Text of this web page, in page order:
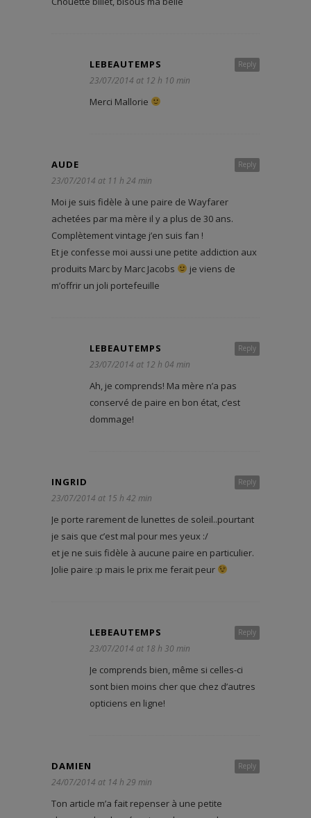
Reply
LEBEAUTEMPS
23/07/2014 at 12 h 10 min
Merci Mallorie
Reply
AUDE
23/07/2014 at 11 h 24 min
Moi je suis fidèle à une paire de Wayfarer
achetées par ma mère il y a plus de 30 ans.
Complètement vintage j’en suis fan !
Et je confesse moi aussi une petite addiction aux
produits Marc by Marc Jacobs
je viens de
m’offrir un joli portefeuille
Reply
LEBEAUTEMPS
23/07/2014 at 12 h 04 min
Ah, je comprends! Ma mère n’a pas
conservé de paire en bon état, c’est
dommage!
Reply
INGRID
23/07/2014 at 15 h 42 min
Je porte rarement de lunettes de soleil..pourtant
je sais que c’est mal pour mes yeux :/
et je ne suis fidèle à aucune paire en particulier.
Jolie paire :p mais le prix me ferait peur
Reply
LEBEAUTEMPS
23/07/2014 at 18 h 30 min
Je comprends bien, même si celles-ci
sont bien moins cher que chez d’autres
opticiens en ligne!
Reply
DAMIEN
24/07/2014 at 14 h 29 min
Ton article m’a fait repenser à une petite